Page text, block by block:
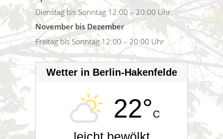
Dienstag bis Sonntag 12:00 – 20:00 Uhr
November bis Dezember
Freitag bis Sonntag 12:00 – 20:00 Uhr
Wetter in Berlin-Hakenfelde
22°C